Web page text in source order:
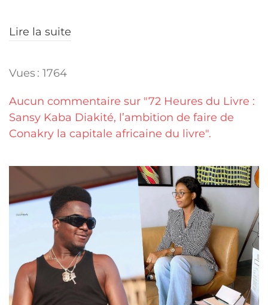
Lire la suite
Vues : 1764
Aucun commentaire sur "72 Heures du Livre :
Sansy Kaba Diakité, l’ambition de faire de
Conakry la capitale africaine du livre".